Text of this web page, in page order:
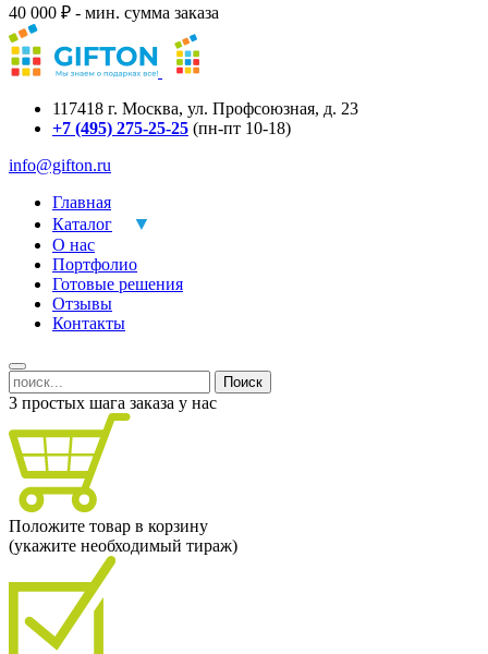
40 000 ₽ - мин. сумма заказа
117418 г. Москва, ул. Профсоюзная, д. 23
+7 (495) 275-25-25 (пн-пт 10-18)
info@gifton.ru
Главная
Каталог
О нас
Портфолио
Готовые решения
Отзывы
Контакты
Поиск
3 простых шага заказа у нас
Положите товар в корзину
(укажите необходимый тираж)